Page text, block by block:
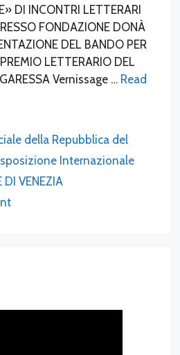
DI INCONTRI LETTERARI
FONDAZIONE DONÀ
DEL BANDO PER
LETTERARIO DEL
Vernissage … Read
della Repubblica del
Internazionale
DI VENEZIA